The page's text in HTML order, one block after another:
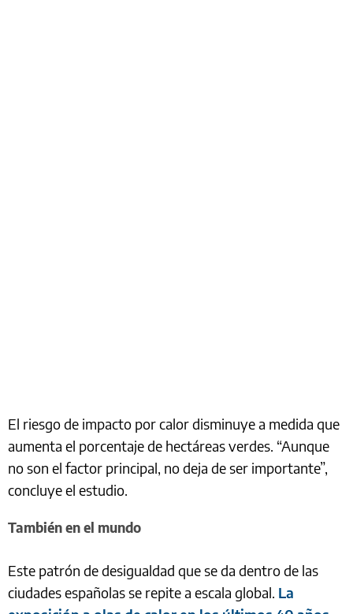
El riesgo de impacto por calor disminuye a medida que
aumenta el porcentaje de hectáreas verdes. “Aunque
no son el factor principal, no deja de ser importante”,
concluye el estudio.
También en el mundo
Este patrón de desigualdad que se da dentro de las
ciudades españolas se repite a escala global. La